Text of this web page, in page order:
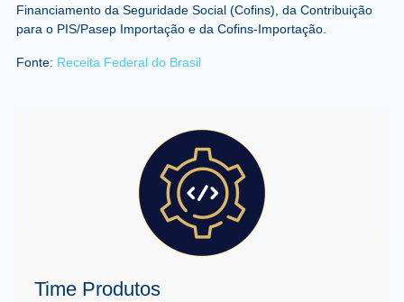
Financiamento da Seguridade Social (Cofins), da Contribuição
para o PIS/Pasep Importação e da Cofins-Importação.
Fonte: Receita Federal do Brasil
Time Produtos